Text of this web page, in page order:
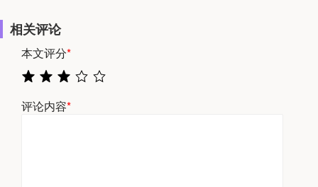
相关评论
本文评分*
评论内容*